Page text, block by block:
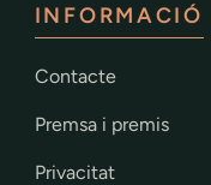
INFORMACIÓ
Contacte
Premsa i premis
Privacitat